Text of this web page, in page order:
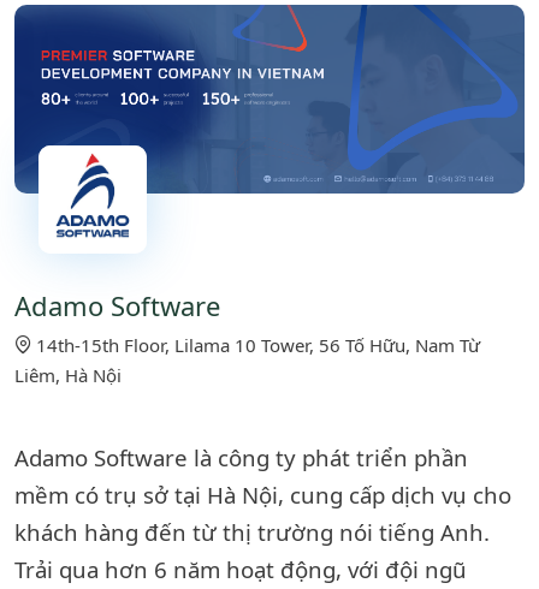
Adamo Software
14th-15th Floor, Lilama 10 Tower, 56 Tố Hữu, Nam Từ
Liêm, Hà Nội
Adamo Software là công ty phát triển phần
mềm có trụ sở tại Hà Nội, cung cấp dịch vụ cho
khách hàng đến từ thị trường nói tiếng Anh.
Trải qua hơn 6 năm hoạt động, với đội ngũ